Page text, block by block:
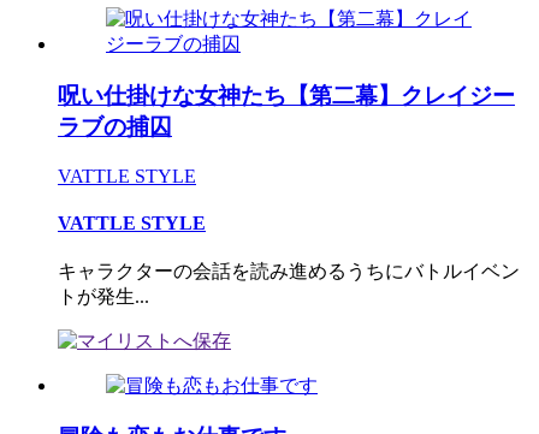
呪い仕掛けな女神たち【第二幕】クレイジー
ラブの捕囚
VATTLE STYLE
VATTLE STYLE
キャラクターの会話を読み進めるうちにバトルイベン
トが発生...